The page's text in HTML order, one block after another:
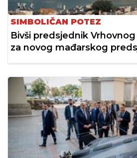
SIMBOLIČAN POTEZ
Bivši predsjednik
za novog mađarskog